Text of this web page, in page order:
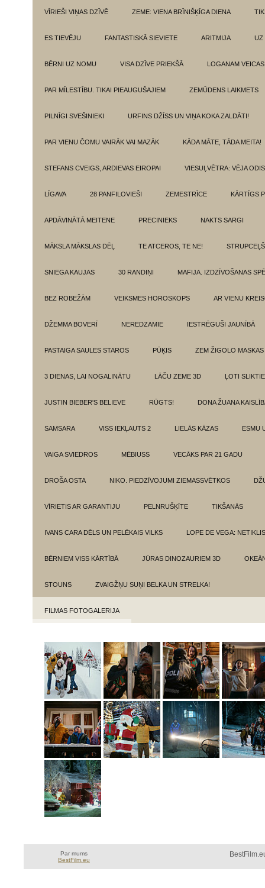
VĪRIEŠI VIŅAS DZĪVĒ ZEME: VIENA BRĪNIŠĶĪGA DIENA
ES TIEVĒJU FANTASTISKĀ SIEVIETE ARITMIJA UZ
BĒRNI UZ NOMU VISA DZĪVE PRIEKŠĀ LOGANAM VEICAS
PAR MĪLESTĪBU. TIKAI PIEAUGUŠAJIEM ZEMŪDENS LAIKMETS
PILNĪGI SVEŠINIEKI URFINS DŽĪSS UN VIŅA KOKA ZALDĀTI!
PAR VIENU ČOMU VAIRĀK VAI MAZĀK KĀDA MĀTE, TĀDA MEITA!
STEFANS CVEIGS, ARDIEVAS EIROPAI VIESUĻVĒTRA: VĒJA
LĪGAVA 28 PANFILOVIEŠI ZEMESTRĪCE KĀRTĪGS
APDĀVINĀTĀ MEITENE PRECINIEKS NAKTS SARGI
MĀKSLA MĀKSLAS DĒĻ TE ATCEROS, TE NE! STRUPCEĻŠ
SNIEGA KAUJAS 30 RANDIŅI MAFIJA. IZDZĪVOŠANAS
BEZ ROBEŽĀM VEIKSMES HOROSKOPS AR VIENU
DŽEMMA BOVERĪ NEREDZAMIE IESTRĒGUŠI JAUNĪBĀ
PASTAIGA SAULES STAROS PŪĶIS ZEM ŽIGOLO MASKAS
3 DIENAS, LAI NOGALINĀTU LĀČU ZEME 3D ĻOTI
JUSTIN BIEBER'S BELIEVE RŪGTS! DONA ŽUANA
SAMSARA VISS IEKĻAUTS 2 LIELĀS KĀZAS ESMU
VAIGA SVIEDROS MĒBIUSS VECĀKS PAR 21 GADU
DROŠA OSTA NIKO. PIEDZĪVOJUMI ZIEMASSVĒTKOS
VĪRIETIS AR GARANTIJU PELNRUŠĶĪTE TIKŠANĀS
IVANS CARA DĒLS UN PELĒKAIS VILKS LOPE DE VEGA:
BĒRNIEM VISS KĀRTĪBĀ JŪRAS DINOZAURIEM 3D
STOUNS ZVAIGŽŅU SUŅI BELKA UN STRELKA!
FILMAS FOTOGALERIJA
Par mums
BestFilm.eu